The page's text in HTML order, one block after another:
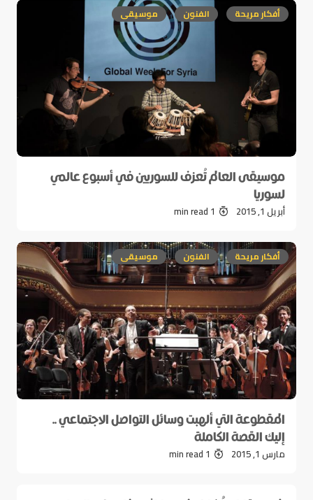
أفكار مريحة الفنون موسيقى
موسيقى العالم تُعزف للسوريين في أسبوع عالمي
لسوريا
أبريل 1, 2015 1 min read
أفكار مريحة الفنون موسيقى
المقطوعة التي ألهبت وسائل التواصل الاجتماعي ..
إليك القصة الكاملة
مارس 1, 2015 1 min read